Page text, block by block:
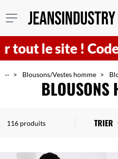
!Code : LAST20
... Blousons/Vestes homme
BLOUSONS
116 produits TRIER